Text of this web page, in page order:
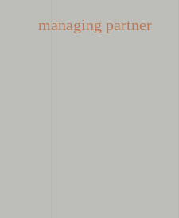
managing partner